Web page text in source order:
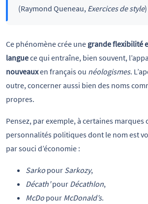
(Raymond Queneau, Exercices de style)
Ce phénomène crée une grande flexibilité
languece qui entraîne, bien souvent,
nouveauxen français ou néologismes.
outre, concerner aussi bien des noms
propres.
Pensez, par exemple, à certaines marques
personnalités politiques dont le nom est
par souci d’économie :
Sarko pour Sarkozy,
Décath’pour Décathlon,
McDo pour McDonald’s.